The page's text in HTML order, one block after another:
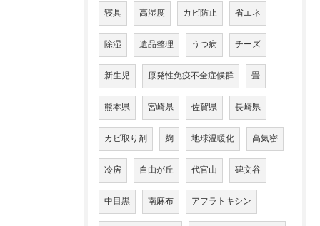
寝具 高湿度 カビ防止 省エネ
除湿 遺品整理 うつ病 チーズ
新生児 原発性免疫不全症候群 畳
熊本県 宮崎県 佐賀県 長崎県
カビ取り剤 麹 地球温暖化 高気密
冷房 自由が丘 代官山 碑文谷
中目黒 南麻布 アフラトキシン